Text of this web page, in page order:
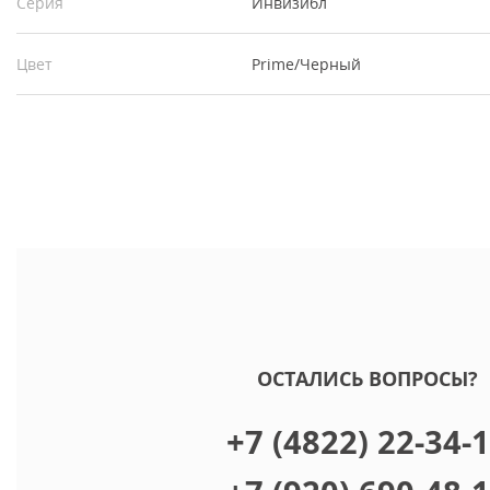
Цвет Prime/Черный
ОСТАЛИСЬ ВОПРОСЫ?
+7 (4822) 22-34-